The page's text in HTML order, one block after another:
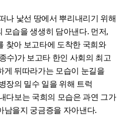
나 낯선 땅에서 뿌리내리기 위해
모습을 생생히 담아낸다. 먼저,
찾아 보고타에 도착한 국희와
수)가 보고타 한인 사회의 최고
게 뒤따라가는 모습이 눈길을
장의 밀수 일을 위해 트럭
다보는 국희의 모습은 과연 그가
남을지 궁금증을 자아낸다.